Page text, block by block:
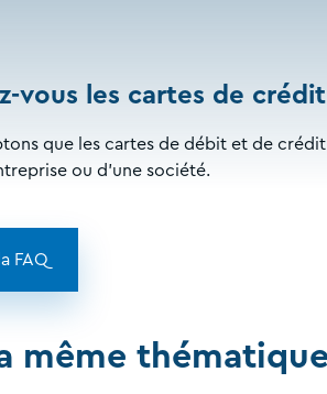
vous les cartes de
que les cartes de débit et de
ou d'une société.
FAQ
même thématique